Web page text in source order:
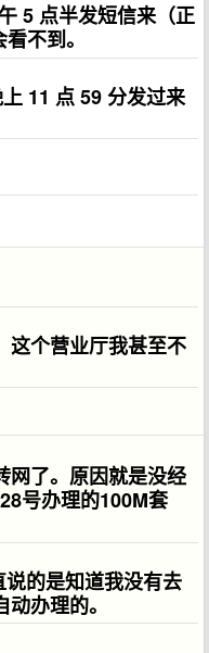
5 点半发短信来（正
不到。
11 点 59 分发过来
这个营业厅我甚至不
网了。原因就是没经
号办理的100M套
的是知道我没有去
办理的。